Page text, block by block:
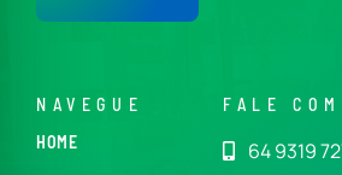
NAVEGUE
HOME
FALE
64 9319